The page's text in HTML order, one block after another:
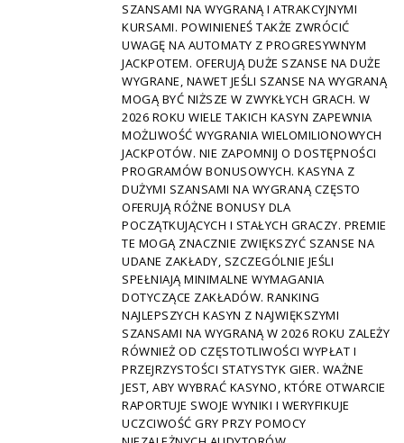
SZANSAMI NA WYGRANĄ I ATRAKCYJNYMI
KURSAMI. POWINIENEŚ TAKŻE ZWRÓCIĆ
UWAGĘ NA AUTOMATY Z PROGRESYWNYM
JACKPOTEM. OFERUJĄ DUŻE SZANSE NA DUŻE
WYGRANE, NAWET JEŚLI SZANSE NA WYGRANĄ
MOGĄ BYĆ NIŻSZE W ZWYKŁYCH GRACH. W
2026 ROKU WIELE TAKICH KASYN ZAPEWNIA
MOŻLIWOŚĆ WYGRANIA WIELOMILIONOWYCH
JACKPOTÓW. NIE ZAPOMNIJ O DOSTĘPNOŚCI
PROGRAMÓW BONUSOWYCH. KASYNA Z
DUŻYMI SZANSAMI NA WYGRANĄ CZĘSTO
OFERUJĄ RÓŻNE BONUSY DLA
POCZĄTKUJĄCYCH I STAŁYCH GRACZY. PREMIE
TE MOGĄ ZNACZNIE ZWIĘKSZYĆ SZANSE NA
UDANE ZAKŁADY, SZCZEGÓLNIE JEŚLI
SPEŁNIAJĄ MINIMALNE WYMAGANIA
DOTYCZĄCE ZAKŁADÓW. RANKING
NAJLEPSZYCH KASYN Z NAJWIĘKSZYMI
SZANSAMI NA WYGRANĄ W 2026 ROKU ZALEŻY
RÓWNIEŻ OD CZĘSTOTLIWOŚCI WYPŁAT I
PRZEJRZYSTOŚCI STATYSTYK GIER. WAŻNE
JEST, ABY WYBRAĆ KASYNO, KTÓRE OTWARCIE
RAPORTUJE SWOJE WYNIKI I WERYFIKUJE
UCZCIWOŚĆ GRY PRZY POMOCY